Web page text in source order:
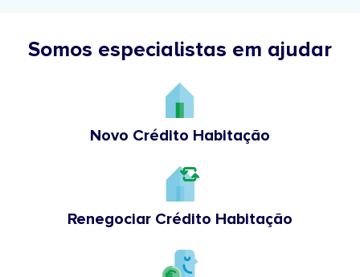
Somos especialistas em ajudar
Novo Crédito Habitação
Renegociar Crédito Habitação